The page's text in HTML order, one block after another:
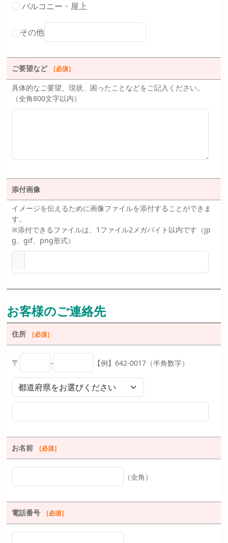
バルコニー・屋上
その他
ご要望など ［必須］
具体的なご要望、現状、困ったことなどをご記入ください。
（全角800文字以内）
添付画像
イメージを伝えるために画像ファイルを添付することができま
す。
※添付できるファイルは、1ファイル2メガバイト以内です（jp
g、gif、png形式）
お客様のご連絡先
住所 ［必須］
〒 - 【例】642-0017（半角数字）
お名前 ［必須］
（全角）
電話番号 ［必須］